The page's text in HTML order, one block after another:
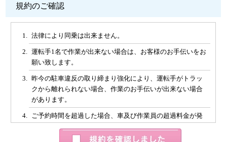
規約のご確認
法律により同乗は出来ません。
運転手1名で作業が出来ない場合は、お客様のお手伝いをお
願い致します。
昨今の駐車違反の取り締まり強化により、運転手がトラッ
クから離れられない場合、作業のお手伝いが出来ない場合
があります。
ご予約時間を超過した場合、車及び作業員の超過料金が発